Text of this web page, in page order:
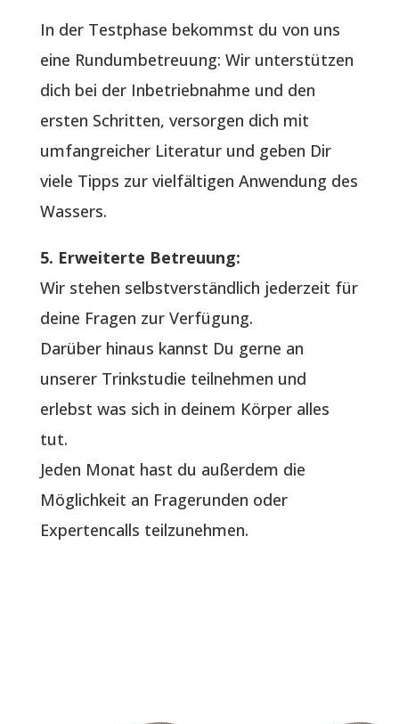
In der Testphase bekommst du von uns
eine Rundumbetreuung: Wir unterstützen
dich bei der Inbetriebnahme und den
ersten Schritten, versorgen dich mit
umfangreicher Literatur und geben Dir
viele Tipps zur vielfältigen Anwendung des
Wassers.
5. Erweiterte Betreuung:
Wir stehen selbstverständlich jederzeit für
deine Fragen zur Verfügung.
Darüber hinaus kannst Du gerne an
unserer Trinkstudie teilnehmen und
erlebst was sich in deinem Körper alles
tut.
Jeden Monat hast du außerdem die
Möglichkeit an Fragerunden oder
Expertencalls teilzunehmen.